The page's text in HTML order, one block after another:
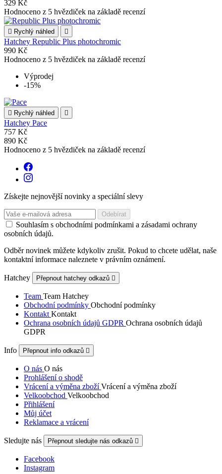
329 Kč
Hodnoceno z 5 hvězdiček na základě recenzí
 Rychlý náhled 
Hatchey Republic Plus photochromic
990 Kč
Hodnoceno z 5 hvězdiček na základě recenzí
Výprodej
-15%
 Rychlý náhled 
Hatchey Pace
757 Kč
890 Kč
Hodnoceno z 5 hvězdiček na základě recenzí
Získejte nejnovější novinky a speciální slevy
Souhlasím s obchodními podmínkami a zásadami ochrany
osobních údajů.
Odběr novinek můžete kdykoliv zrušit. Pokud to chcete udělat, naše
kontaktní informace naleznete v právním oznámení.
Hatchey Přepnout hatchey odkazů 
Team Team Hatchey
Obchodní podmínky Obchodní podmínky
Kontakt Kontakt
Ochrana osobních údajů GDPR Ochrana osobních údajů
GDPR
Info Přepnout info odkazů 
O nás O nás
Prohlášení o shodě
Vrácení a výměna zbožíVrácení a výměna zboží
Velkoobchod Velkoobchod
Přihlášení
Můj účet
Reklamace a vrácení
Sledujte nás Přepnout sledujte nás odkazů 
Facebook
Instagram